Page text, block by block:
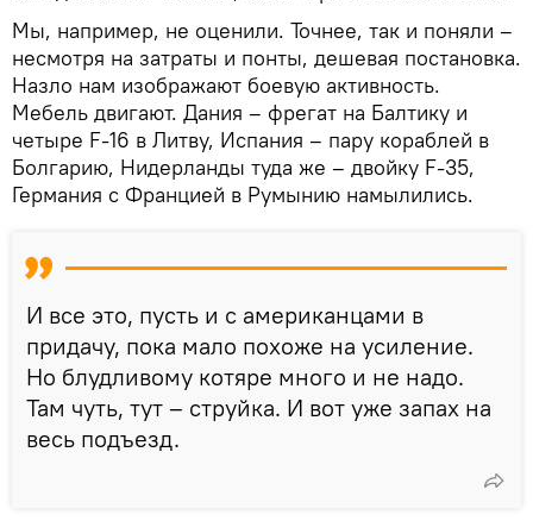
Мы, например, не оценили. Точнее, так и поняли –
несмотря на затраты и понты, дешевая постановка.
Назло нам изображают боевую активность.
Мебель двигают. Дания – фрегат на Балтику и
четыре F-16 в Литву, Испания – пару кораблей в
Болгарию, Нидерланды туда же – двойку F-35,
Германия с Францией в Румынию намылились.
И все это, пусть и с американцами в
придачу, пока мало похоже на усиление.
Но блудливому котяре много и не надо.
Там чуть, тут – струйка. И вот уже запах на
весь подъезд.